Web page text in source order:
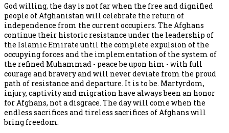
God willing, the day is not far when the free and dignified
people of Afghanistan will celebrate the return of
independence from the current occupiers. The Afghans
continue their historic resistance under the leadership of
the Islamic Emirate until the complete expulsion of the
occupying forces and the implementation of the system of
the refined Muhammad - peace be upon him - with full
courage and bravery and will never deviate from the proud
path of resistance and departure. It is to be. Martyrdom,
injury, captivity and migration have always been an honor
for Afghans, not a disgrace. The day will come when the
endless sacrifices and tireless sacrifices of Afghans will
bring freedom.